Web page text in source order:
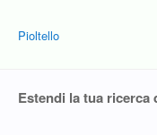
Pioltello
Estendi la tua ricerca